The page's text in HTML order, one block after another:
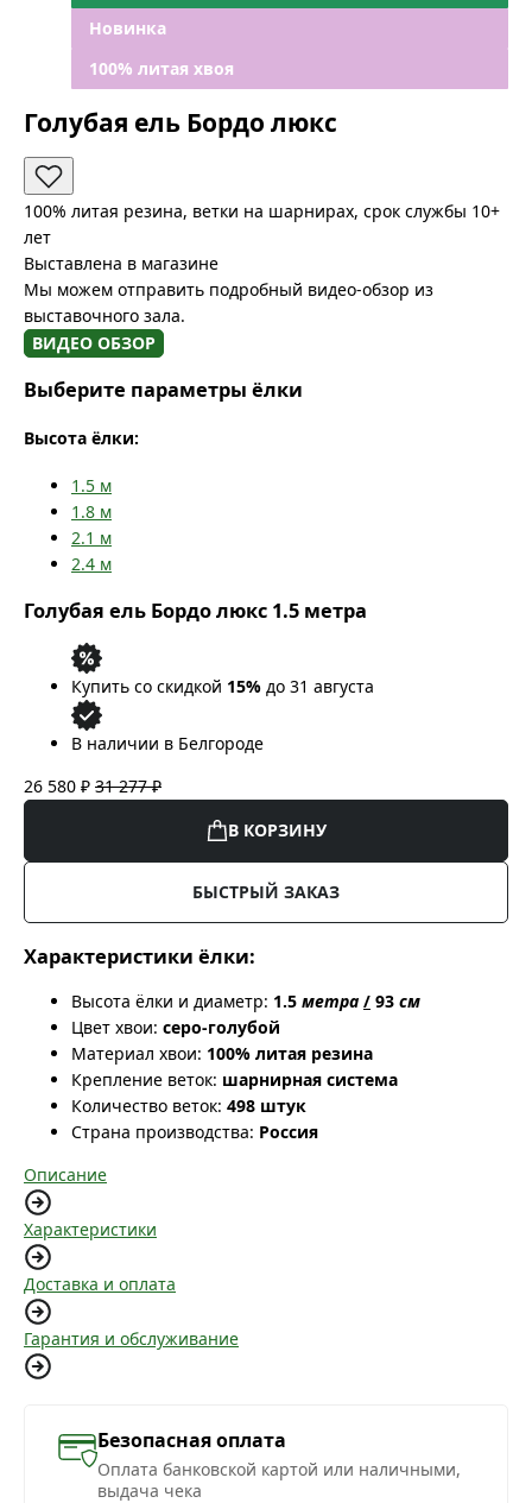
Новинка
100% литая хвоя
Голубая ель Бордо люкс
100% литая резина, ветки на шарнирах, срок службы 10+
лет
Выставлена в магазине
Мы можем отправить подробный видео-обзор из
выставочного зала.
ВИДЕО ОБЗОР
Выберите параметры ёлки
Высота ёлки:
1.5 м
1.8 м
2.1 м
2.4 м
Голубая ель Бордо люкс 1.5 метра
Купить со скидкой 15% до 31 августа
В наличии в Белгороде
26 580 ₽ 31 277 ₽
В КОРЗИНУ
БЫСТРЫЙ ЗАКАЗ
Характеристики ёлки:
Высота ёлки и диаметр: 1.5 метра / 93 см
Цвет хвои: серо-голубой
Материал хвои: 100% литая резина
Крепление веток: шарнирная система
Количество веток: 498 штук
Страна производства: Россия
Описание
Характеристики
Доставка и оплата
Гарантия и обслуживание
Безопасная оплата
Оплата банковской картой или наличными,
выдача чека